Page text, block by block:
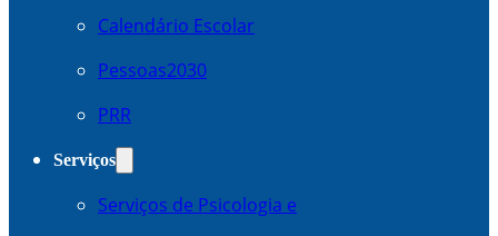
Calendário Escolar
Pessoas2030
PRR
Serviços
Serviços de Psicologia e